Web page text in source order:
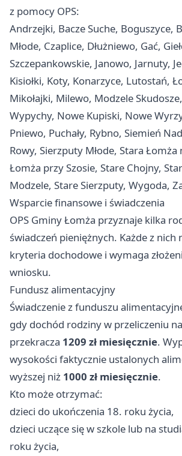
z pomocy OPS:
Andrzejki, Bacze Suche, Boguszyce,
Młode, Czaplice, Dłużniewo, Gać,
Szczepankowskie, Janowo, Jarnuty,
Kisiołki, Koty, Konarzyce, Lutostań,
Mikołajki, Milewo, Modzele
Wypychy, Nowe Kupiski, Nowe
Pniewo, Puchały, Rybno, Siemień
Rowy, Sierzputy Młode, Stara Łomża
Łomża przy Szosie, Stare Chojny,
Modzele, Stare Sierzputy, Wygoda,
Wsparcie finansowe i świadczenia
OPS Gminy Łomża przyznaje kilka
świadczeń pieniężnych. Każde z nich
kryteria dochodowe i wymaga
wniosku.
Fundusz alimentacyjny
Świadczenie z funduszu
gdy dochód rodziny w przeliczeniu
przekracza 1209 zł miesięcznie.
wysokości faktycznie ustalonych
wyższej niż 1000 zł miesięcznie.
Kto może otrzymać:
dzieci do ukończenia 18. roku życia,
dzieci uczące się w szkole lub na
roku życia,